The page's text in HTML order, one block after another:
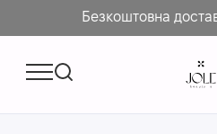
Безкоштовна